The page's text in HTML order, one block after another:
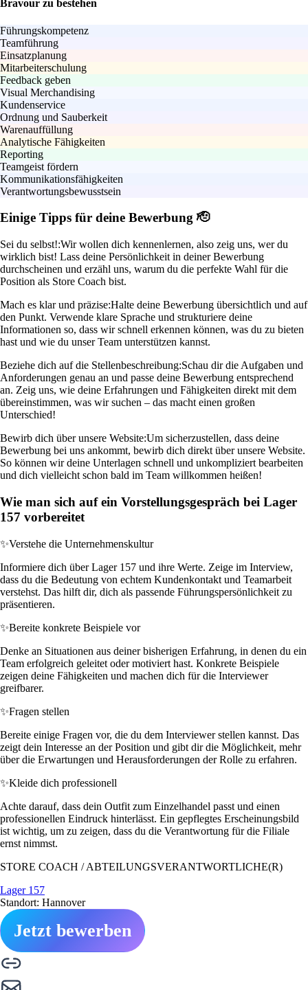
Bravour zu bestehen
Führungskompetenz
Teamführung
Einsatzplanung
Mitarbeiterschulung
Feedback geben
Visual Merchandising
Kundenservice
Ordnung und Sauberkeit
Warenauffüllung
Analytische Fähigkeiten
Reporting
Teamgeist fördern
Kommunikationsfähigkeiten
Verantwortungsbewusstsein
Einige Tipps für deine Bewerbung 🫡
Sei du selbst!:Wir wollen dich kennenlernen, also zeig uns, wer du
wirklich bist! Lass deine Persönlichkeit in deiner Bewerbung
durchscheinen und erzähl uns, warum du die perfekte Wahl für die
Position als Store Coach bist.
Mach es klar und präzise:Halte deine Bewerbung übersichtlich und auf
den Punkt. Verwende klare Sprache und strukturiere deine
Informationen so, dass wir schnell erkennen können, was du zu bieten
hast und wie du unser Team unterstützen kannst.
Beziehe dich auf die Stellenbeschreibung:Schau dir die Aufgaben und
Anforderungen genau an und passe deine Bewerbung entsprechend
an. Zeig uns, wie deine Erfahrungen und Fähigkeiten direkt mit dem
übereinstimmen, was wir suchen – das macht einen großen
Unterschied!
Bewirb dich über unsere Website:Um sicherzustellen, dass deine
Bewerbung bei uns ankommt, bewirb dich direkt über unsere Website.
So können wir deine Unterlagen schnell und unkompliziert bearbeiten
und dich vielleicht schon bald im Team willkommen heißen!
Wie man sich auf ein Vorstellungsgespräch bei Lager
157 vorbereitet
✨Verstehe die Unternehmenskultur
Informiere dich über Lager 157 und ihre Werte. Zeige im Interview,
dass du die Bedeutung von echtem Kundenkontakt und Teamarbeit
verstehst. Das hilft dir, dich als passende Führungspersönlichkeit zu
präsentieren.
✨Bereite konkrete Beispiele vor
Denke an Situationen aus deiner bisherigen Erfahrung, in denen du ein
Team erfolgreich geleitet oder motiviert hast. Konkrete Beispiele
zeigen deine Fähigkeiten und machen dich für die Interviewer
greifbarer.
✨Fragen stellen
Bereite einige Fragen vor, die du dem Interviewer stellen kannst. Das
zeigt dein Interesse an der Position und gibt dir die Möglichkeit, mehr
über die Erwartungen und Herausforderungen der Rolle zu erfahren.
✨Kleide dich professionell
Achte darauf, dass dein Outfit zum Einzelhandel passt und einen
professionellen Eindruck hinterlässt. Ein gepflegtes Erscheinungsbild
ist wichtig, um zu zeigen, dass du die Verantwortung für die Filiale
ernst nimmst.
STORE COACH / ABTEILUNGSVERANTWORTLICHE(R)
Lager 157
Standort: Hannover
Jetzt bewerben